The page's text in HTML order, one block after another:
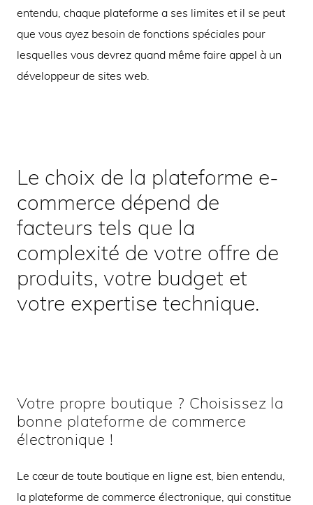
entendu, chaque plateforme a ses limites et il se peut
que vous ayez besoin de fonctions spéciales pour
lesquelles vous devrez quand même faire appel à un
développeur de sites web.
Le choix de la plateforme e-
commerce dépend de
facteurs tels que la
complexité de votre offre de
produits, votre budget et
votre expertise technique.
Votre propre boutique ? Choisissez la
bonne plateforme de commerce
électronique !
Le cœur de toute boutique en ligne est, bien entendu,
la plateforme de commerce électronique, qui constitue